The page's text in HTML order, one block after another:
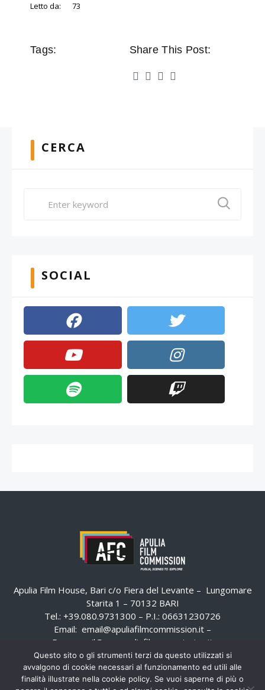
Letto da: 73
Tags: Share This Post:
CERCA
SOCIAL
Apulia Film House, Bari c/o Fiera del Levante – Lungomare
Starita 1 – 70132 BARI
Tel.: +39.080.9731300 – P.I.: 06631230726
Email: email@apuliafilmcommission.it –
Pec:
email@pec.apuliafilmcommission.it
Questo sito o gli strumenti terzi da questo utilizzati si
avvalgono di cookie necessari al funzionamento ed utili alle
finalità illustrate nella cookie policy. Se vuoi saperne di più o